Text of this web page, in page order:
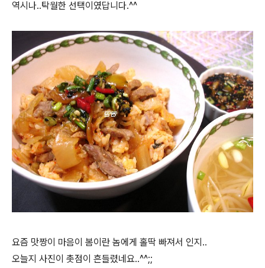
역시나..탁월한 선택이였답니다.^^
요즘 맛짱이 마음이 봄이란 놈에게 홀딱 빠져서 인지..
오늘지 사진이 촛점이 흔들렸네요..^^;;